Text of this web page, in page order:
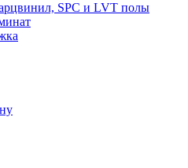
SPC и LVT полы